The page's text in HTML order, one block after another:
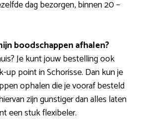
dag bezorgen, binnen 20 –
boodschappen afhalen?
Je kunt jouw bestelling ook
up point in Schorisse. Dan kun je
ophalen die je vooraf besteld
zijn gunstiger dan alles laten
een stuk flexibeler.